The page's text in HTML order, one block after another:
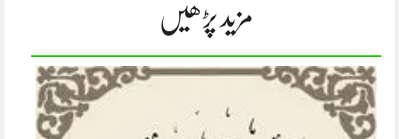
مزید پڑھیں